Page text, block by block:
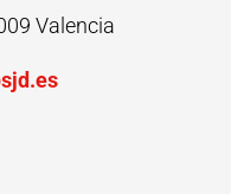
Valencia